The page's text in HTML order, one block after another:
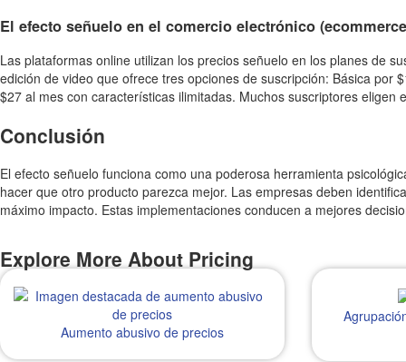
El efecto señuelo en el comercio electrónico
Las plataformas online utilizan los precios señuelo en los planes de
edición de video que ofrece tres opciones de suscripción: Básica
$27 al mes con características ilimitadas. Muchos suscriptores
Conclusión
El efecto señuelo funciona como una poderosa herramienta
hacer que otro producto parezca mejor. Las empresas deben
máximo impacto. Estas implementaciones conducen a mejores
Explore More About Pricing
Aumento abusivo de precios